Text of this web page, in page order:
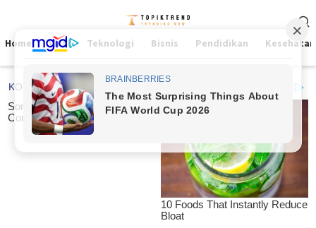
contentMenu
Home Viral Teknologi Bisnis Pendidikan Kesehatan